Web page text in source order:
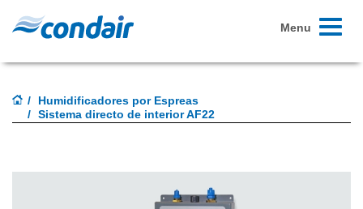
Toggle
Menu
Humidificadores por Espreas
Sistema directo de interior AF22